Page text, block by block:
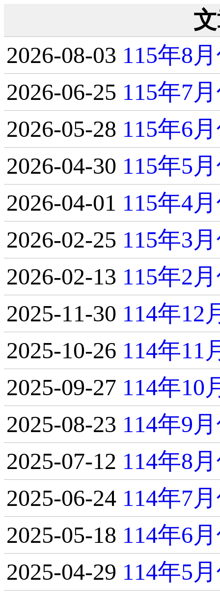
2026-08-03 115年8
2026-06-25 115年7
2026-05-28 115年6
2026-04-30 115年5
2026-04-01 115年4
2026-02-25 115年3
2026-02-13 115年2
2025-11-30 114年12
2025-10-26 114年11
2025-09-27 114年10
2025-08-23 114年9
2025-07-12 114年8
2025-06-24 114年7
2025-05-18 114年6
2025-04-29 114年5